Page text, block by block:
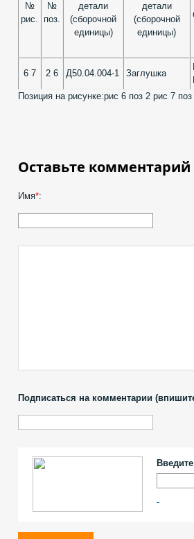
№
рис.
№
поз.
детали
(сборочной
единицы)
детали
(сборочной
единицы)
6 7 2 6 Д50.04.004-1 Заглушка
Позиция на рисунке:рис 6 поз 2 рис 7 поз
Оставьте комментарий
Имя*:
Подписаться на комментарии